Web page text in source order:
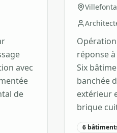
avec
de
réponse
Six
banchée
extérieur
brique
6